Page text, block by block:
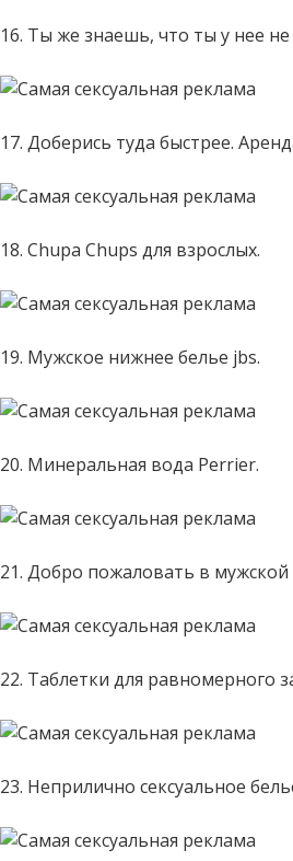
16. Ты же знаешь, что ты у нее
17. Доберись туда быстрее.
18. Chupa Chups для взрослых.
19. Мужское нижнее белье jbs.
20. Минеральная вода Perrier.
21. Добро пожаловать в мужской
22. Таблетки для равномерного
23. Неприлично сексуальное